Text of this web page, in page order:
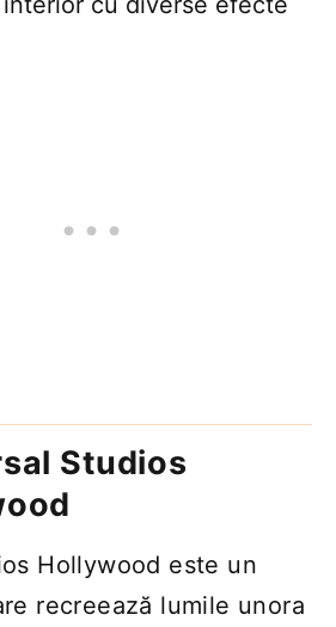
Studios
Hollywood este un
recreează lumile unora